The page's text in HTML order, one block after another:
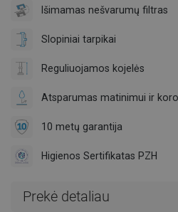
Išimamas nešvarumų filtras
Slopiniai tarpikai
Reguliuojamos kojelės
Atsparumas matinimui ir
10 metų garantija
Higienos Sertifikatas PZH
Prekė detaliau